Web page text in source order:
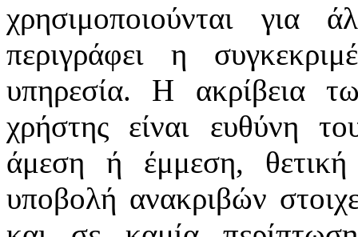
χρησιμοποιούνται
περιγράφει η
υπηρεσία. Η ακρίβεια
χρήστης είναι ευθύνη
άμεση ή έμμεση,
υποβολή ανακριβών